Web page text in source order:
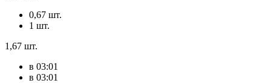
0,67 шт.
1 шт.
1,67 шт.
в 03:01
в 03:01